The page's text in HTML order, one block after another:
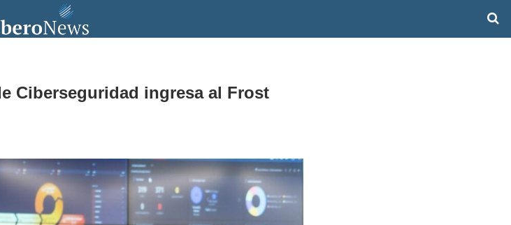
Ciberseguridad ingresa al Frost